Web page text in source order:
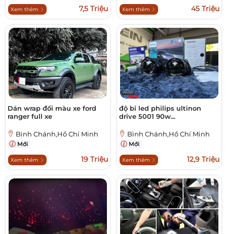
Xem thêm 7,5 Triệu Xem thêm 45 Triệu
Dán wrap đổi màu xe ford
ranger full xe
Bình Chánh,Hồ Chí Minh
Mới
Xem thêm 19 Triệu
độ bi led philips ultinon
drive 5001 90w...
Bình Chánh,Hồ Chí Minh
Mới
Xem thêm 12,9 Triệu